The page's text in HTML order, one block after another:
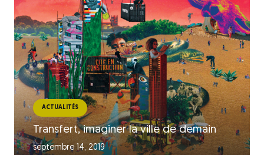
ACTUALITÉS
Transfert, imaginer la ville de demain
septembre 14, 2019